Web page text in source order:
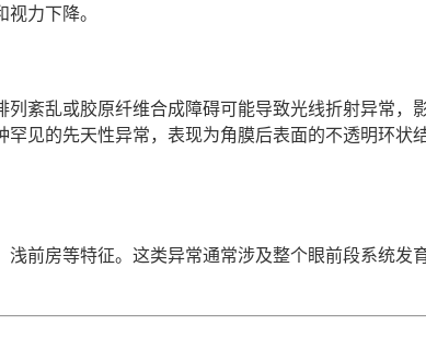
力下降。
紊乱或胶原纤维合成障碍可能导致光线折射异常，
见的先天性异常，表现为角膜后表面的不透明环状
前房等特征。这类异常通常涉及整个眼前段系统发